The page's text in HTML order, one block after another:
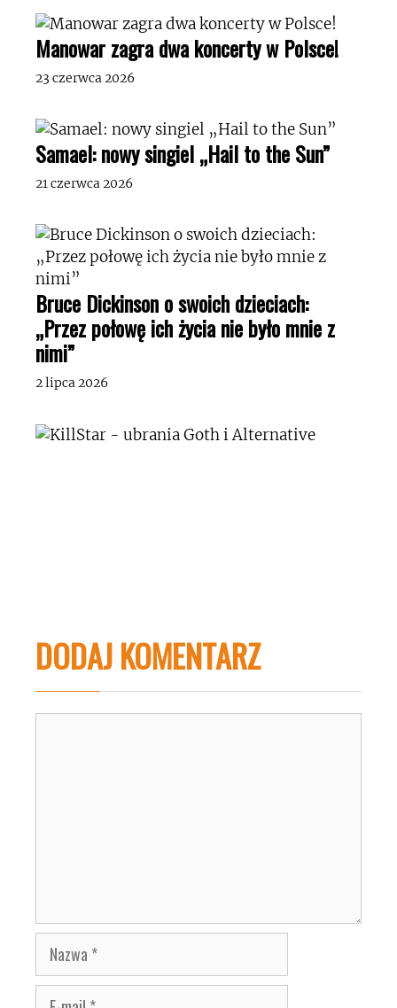
Manowar zagra dwa koncerty w Polsce!
23 czerwca 2026
Samael: nowy singiel „Hail to the Sun”
21 czerwca 2026
Bruce Dickinson o swoich dzieciach:
„Przez połowę ich życia nie było mnie z
nimi”
2 lipca 2026
DODAJ KOMENTARZ
Nazwa
E-